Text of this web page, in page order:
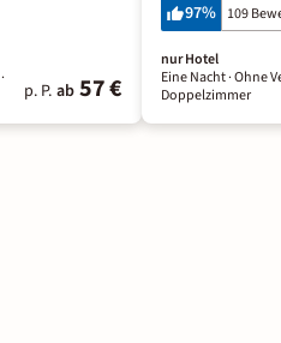
·
p. P. ab 57 €
97% 109
nur Hotel
Eine Nacht· Ohne
Doppelzimmer